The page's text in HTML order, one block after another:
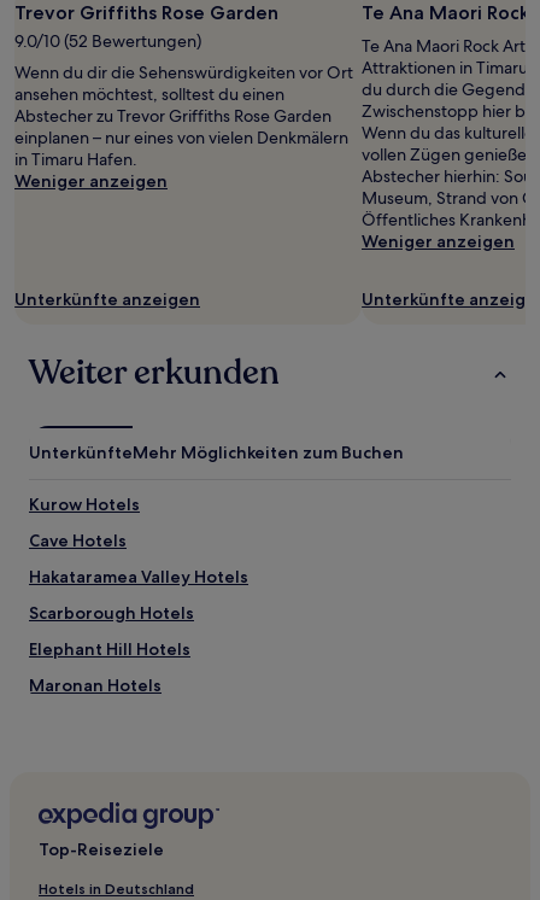
Trevor Griffiths Rose Garden
9.0/10 (52 Bewertungen)
Wenn du dir die Sehenswürdigkeiten vor Ort
ansehen möchtest, solltest du einen
Abstecher zu Trevor Griffiths Rose Garden
einplanen – nur eines von vielen Denkmälern
in Timaru Hafen.
Weniger anzeigen
Unterkünfte anzeigen
Te Ana Maori
Te Ana Maori Rock Art
Attraktionen in Timaru
du durch die Gegend
Zwischenstopp hier
Wenn du das
vollen Zügen
Abstecher hierhin:
Museum, Strand von
Öffentliches
Weniger anzeigen
Unterkünfte
Weiter erkunden
UnterkünfteMehr Möglichkeiten zum Buchen
Kurow Hotels
Cave Hotels
Hakataramea Valley Hotels
Scarborough Hotels
Elephant Hill Hotels
Maronan Hotels
Black Point Hotels
Kokoamo Hotels
Top-Reiseziele
Hotels in Deutschland